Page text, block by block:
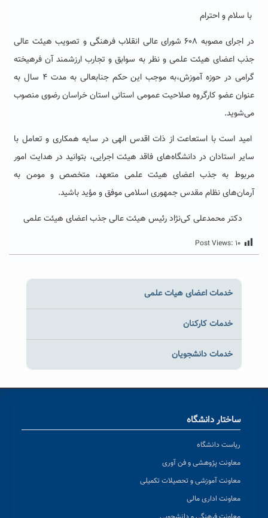
با سلام و احترام
در اجرای مصوبه ۶۰۸ شورای عالی انقلاب فرهنگی و تصویب هیئت عالی
جذب اعضای هیئت علمی و نظر به سوابق و تجارب ارزشمند آن فرهیخته
گرامی در حوزه آموزش،به موجب این حکم جنابعالی به مدت ۴ سال به
عنوان عضو کارگروه صلاحیت عمومی استانی استان خراسان رضوی منصوب
می‌شوید.
امید است با استعاعت از ذات اقدس الهی در سایه همکاری و تعامل با
سایر استادان در دانشگاه‌های فاقد هیئت اجرایی، بتوانید در هدایت امور
مربوط به جذب اعضای هیئت علمی متعهد، متخصص و مومن به
آرمان‌های نظام مقدس جمهوری اسلامی موفق و مؤید باشید.
دکتر محمدعلی کی‌نژاد رئیس هیئت عالی جذب اعضای هیئت علمی
Post Views: ۱۰
خدمات اعضای هیات علمی
خدمات کارکنان
خدمات دانشجویان
ساختار دانشگاه
ریاست دانشگاه
معاونت پژوهشی و فن آوری
معاونت آموزشی و تحصیلات تکمیلی
معاونت اداری مالی